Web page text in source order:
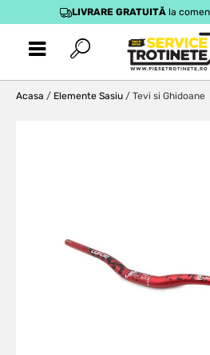
LIVRARE GRATUITĂla
Acasa / Elemente Sasiu / Tevi si Ghidoane